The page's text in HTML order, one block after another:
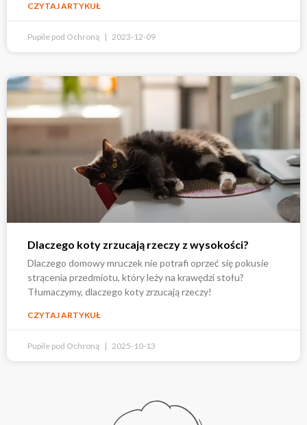
CZYTAJ ARTYKUŁ
Pupile pod Ochroną 2023-12-09
Dlaczego koty zrzucają rzeczy z wysokości?
Dlaczego domowy mruczek nie potrafi oprzeć się pokusie
strącenia przedmiotu, który leży na krawędzi stołu?
Tłumaczymy, dlaczego koty zrzucają rzeczy!
CZYTAJ ARTYKUŁ
Pupile pod Ochroną 2025-10-13